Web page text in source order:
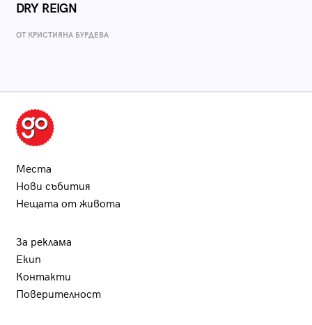
DRY REIGN
ОТ КРИСТИЯНА БУРДЕВА
Места
Нови събития
Нещата от живота
За реклама
Екип
Контакти
Поверителност